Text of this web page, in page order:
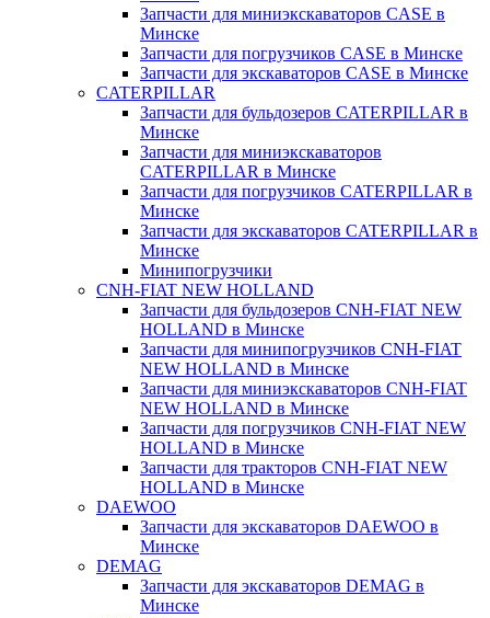
Запчасти для миниэкскаваторов CASE в
Минске
Запчасти для погрузчиков CASE в Минске
Запчасти для экскаваторов CASE в Минске
CATERPILLAR
Запчасти для бульдозеров CATERPILLAR в
Минске
Запчасти для миниэкскаваторов
CATERPILLAR в Минске
Запчасти для погрузчиков CATERPILLAR в
Минске
Запчасти для экскаваторов CATERPILLAR в
Минскe
Минипогрузчики
CNH-FIAT NEW HOLLAND
Запчасти для бульдозеров CNH-FIAT NEW
HOLLAND в Минске
Запчасти для минипогрузчиков CNH-FIAT
NEW HOLLAND в Минске
Запчасти для миниэкскаваторов CNH-FIAT
NEW HOLLAND в Минске
Запчасти для погрузчиков CNH-FIAT NEW
HOLLAND в Минске
Запчасти для тракторов CNH-FIAT NEW
HOLLAND в Минске
DAEWOO
Запчасти для экскаваторов DAEWOO в
Минске
DEMAG
Запчасти для экскаваторов DEMAG в
Минске